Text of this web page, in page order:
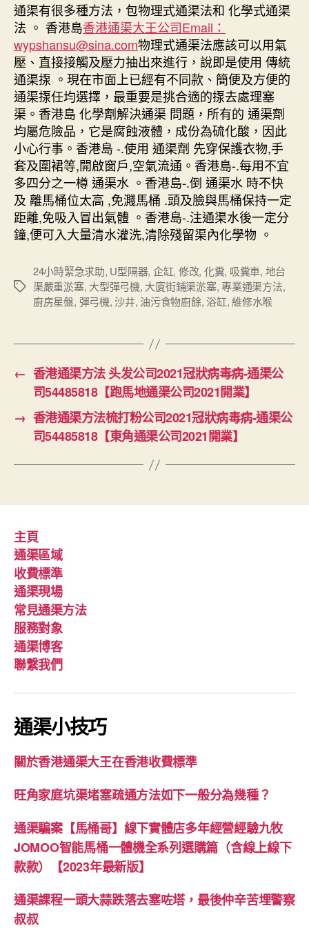
通渠有很多種方法，包物理式通渠法和 化學式通渠
法 。 香港島香港通渠大王公司Email：
wypshansu@sina.com物理式通渠法應該可以用氣
壓、直接接觸及壓力抽出來進行，說即是使用 傳統
通渠揼 。現在市面上已經有不同款、簡便及方便的
通渠揼任均選擇，最重要是挑合適的揼去處理塞
渠。香港島 化學劑解決通渠 問題，所有的 通渠劑
均屬危險品，它是腐蝕液體，成份為硫化酸，因此
小心行事。香港島 -.使用 通渠劑 先穿保護衣物,手
套及圍裙等,開啟窗戶,空氣流通。香港島-.每用不宜
多四分之一樽 通渠水 。香港島-.倒 通渠水 時不快
及 離馬桶位太高 ,免濺馬桶 .頭及臉與馬桶保持一定
距離,免吸入冒出氣體 。香港島-.注通渠水後一定分
鐘,便可入大量清水灌洗,清除殘留渠內化學物 。
Tags
24小時緊急求助, U型隔器, 企缸, 修改, 化糞, 吸糞車, 地台
渠嚴重淤塞, 大型彈弓機, 大廈街鋪渠淤塞,專業通渠方法,
廚房星盤, 彈弓機,沙井, 油污食物廚餘, 浴缸,維修水喉
← 香港通渠方法 头发公司2021冠狀病毒病-通渠公
司54485818【跑馬地通渠公司2021開業】
→ 香港通渠方法梳打粉公司2021冠狀病毒病-通渠公
司54485818【東角通渠公司2021開業】
主頁
通渠區域
收費標準
通渠現場
常見通渠方法
服務對象
通渠博客
聯繫我們
通渠小技巧
關於香港通渠大王在香港收費標準
旺角家庭坑渠堵塞疏通方法如下一般分為幾種？
通渠騙案【馬桶哥】線下實體店多年經營經驗九牧
JOMOO智能馬桶一體機全系列選購篇（含線上線下
款款）【2023年最新版】
通渠課程一頭大蒜跌落去塞咗塔，最後仲辛苦埋警察
叔叔